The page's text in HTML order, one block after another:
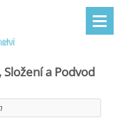
Složení a Podvod